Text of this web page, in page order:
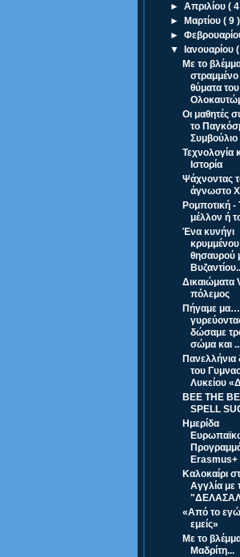
►Απριλίου(
►
Μαρτίου( 9 )
►
▼
Ιανουαρίου
Με το
θύματα του
Οι μαθητές
το
Τεχνολογία
Ιστορία
Ψάχνοντας
άγνωστο X
Ρομποτική -
μέλλον ή
Ένα κυνήγι
κρυμμένου
θησαυρού
Δικαιώματα
πόλεμος
Πήγαμε μα…
δώσαμε
σώμα και
Πανελλήνια
του
Λυκείου
BEE THE
SPELL
Ημερίδα
Erasmus+
Καλοκαίρι
Αγγλία με
«Από το
εμείς»
Με το
Μαδρίτη...